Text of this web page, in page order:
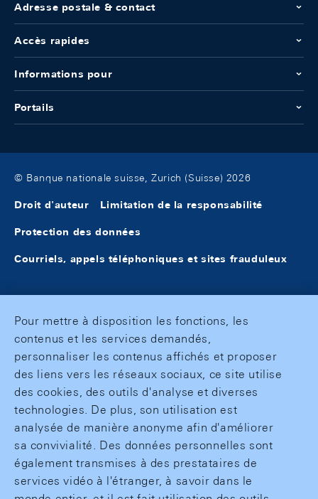
Adresse postale & contact
Accès rapides
Informations pour
Portails
© Banque nationale suisse, Zurich (Suisse) 2026
Droit d'auteur Limitation de la responsabilité
Protection des données
Courriels, appels téléphoniques et sites frauduleux
Pour mettre à disposition les fonctions, les
contenus et les services demandés,
personnaliser les contenus affichés et proposer
des liens vers les réseaux sociaux, ce site utilise
des cookies, des outils d'analyse et diverses
technologies. De plus, son utilisation est
analysée de manière anonyme afin d'améliorer
sa convivialité. Des données personnelles sont
également transmises à des prestataires de
services vidéo à l'étranger, à savoir dans le